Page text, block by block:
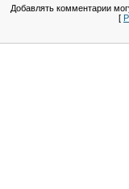
Добавлять комментарии
[